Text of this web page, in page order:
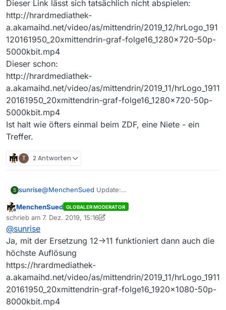
haben.
Dieser Link lässt sich tatsächlich nicht abspielen:
http://hrardmediathek-
a.akamaihd.net/video/as/mittendrin/2019_12/hrLogo_191
120161950_20xmittendrin-graf-folge16_1280x720-50p-
5000kbit.mp4
Dieser schon:
http://hrardmediathek-
a.akamaihd.net/video/as/mittendrin/2019_11/hrLogo_1911
20161950_20xmittendrin-graf-folge16_1280x720-50p-
5000kbit.mp4
Ist halt wie öfters einmal beim ZDF, eine Niete - ein
Treffer.
T 2 Antworten
S sunrise@MenchenSued Update:
http://hrardmediathek-
a.akamaihd.net/video/as/mittendrin/2019_12/hrLogo_191
5000kbit.mp4
Dieser schon:
http://hrardmediathek-
a.akamaihd.net/video/as/mittendrin/2019_11/hrLogo_1911
20161950_20xmittendrin-graf-folge16_1280x720-50p-
5000kbit.mp4
Ist halt wie öfters einmal beim ZDF, eine Niete - ein
Treffer.
Offline
MenchenSued GLOBALER MODERATOR
schrieb am 7. Dez. 2019, 15:16
zuletzt editiert von MenchenSued
@sunrise
Ja, mit der Ersetzung 12->11 funktioniert dann auch die
höchste Auflösung
https://hrardmediathek-
a.akamaihd.net/video/as/mittendrin/2019_11/hrLogo_1911
20161950_20xmittendrin-graf-folge16_1920x1080-50p-
8000kbit.mp4